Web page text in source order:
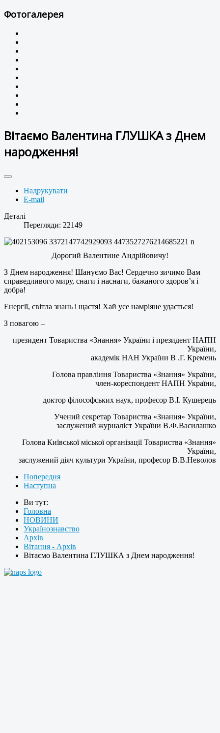
Фотогалерея
Вітаємо Валентина ГЛУШКА з Днем
народження!
Надрукувати
E-mail
Деталі
Перегляди: 22149
Дорогий Валентине Андрійовичу!
З Днем народження! Шануємо Вас! Сердечно зичимо Вам
справедливого миру, снаги і наснаги, бажаного здоров’я і
добра!
Енергії, світла знань і щастя! Хай усе намріяне удасться!
З повагою –
президент Товариства «Знання» України і президент НАПН
України,
академік НАН України В .Г. Кремень
Голова правління Товариства «Знання» України,
член-кореcпондент НАПН України,
доктор філософських наук, професор В.І. Кушерець
Учений секретар Товариства «Знання» України,
заслужений журналіст України В.Ф.Василашко
Голова Київської міської організації Товариства «Знання»
України,
заслужений діяч культури України, професор В.В.Неволов
Попередня
Наступна
Ви тут:
Головна
НОВИНИ
Українознавство
Архів
Вітання - Архів
Вітаємо Валентина ГЛУШКА з Днем народження!